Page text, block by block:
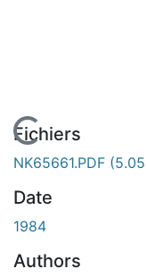
En cours de chargement...
Fichiers
NK65661.PDF
Date
1984
Authors